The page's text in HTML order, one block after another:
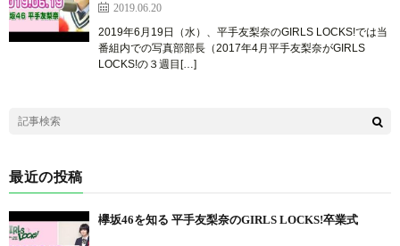
2019.06.20
2019年6月19日（水）、平手友梨奈のGIRLS LOCKS!では当
番組内での写真部部長（2017年4月平手友梨奈がGIRLS
LOCKS!の３週目[…]
最近の投稿
欅坂46を知る 平手友梨奈のGIRLS LOCKS!卒業式